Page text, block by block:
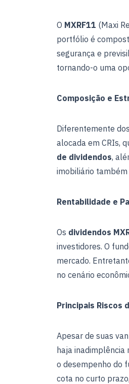
O MXRF11 (Maxi
portfólio é
segurança e
tornando-o uma
Composição e
Diferentemente
alocada em CRIs,
de dividendos,
imobiliário também
Rentabilidade e
Os dividendos
investidores. O
mercado.
no cenário
Principais Riscos
Apesar de suas
haja
o desempenho do
cota no curto